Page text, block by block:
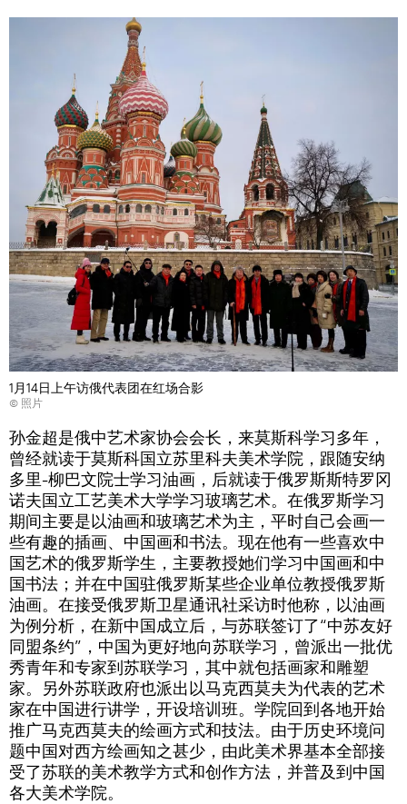
1月14日上午访俄代表团在红场合影
© 照片
孙金超是俄中艺术家协会会长，来莫斯科学习多年，
曾经就读于莫斯科国立苏里科夫美术学院，跟随安纳
多里-柳巴文院士学习油画，后就读于俄罗斯斯特罗冈
诺夫国立工艺美术大学学习玻璃艺术。在俄罗斯学习
期间主要是以油画和玻璃艺术为主，平时自己会画一
些有趣的插画、中国画和书法。现在他有一些喜欢中
国艺术的俄罗斯学生，主要教授她们学习中国画和中
国书法；并在中国驻俄罗斯某些企业单位教授俄罗斯
油画。在接受俄罗斯卫星通讯社采访时他称，以油画
为例分析，在新中国成立后，与苏联签订了“中苏友好
同盟条约”，中国为更好地向苏联学习，曾派出一批优
秀青年和专家到苏联学习，其中就包括画家和雕塑
家。另外苏联政府也派出以马克西莫夫为代表的艺术
家在中国进行讲学，开设培训班。学院回到各地开始
推广马克西莫夫的绘画方式和技法。由于历史环境问
题中国对西方绘画知之甚少，由此美术界基本全部接
受了苏联的美术教学方式和创作方法，并普及到中国
各大美术学院。